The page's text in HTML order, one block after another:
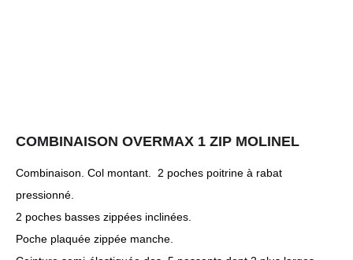
COMBINAISON OVERMAX 1 ZIP MOLINEL
Combinaison. Col montant. 2 poches poitrine à rabat
pressionné.
2 poches basses zippées inclinées.
Poche plaquée zippée manche.